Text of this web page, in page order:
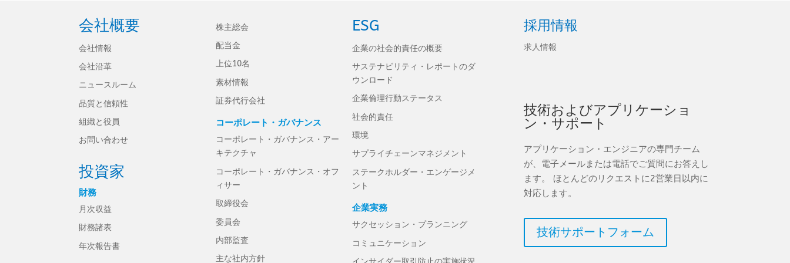
会社概要
会社情報
会社沿革
ニュースルーム
品質と信頼性
組織と役員
お問い合わせ
投資家
財務
月次収益
財務諸表
年次報告書
株主総会
配当金
上位10名
素材情報
証券代行会社
コーポレート・ガバナンス
コーポレート・ガバナンス・アー
キテクチャ
コーポレート・ガバナンス・オフ
ィサー
取締役会
委員会
内部監査
主な社内方針
ESG
企業の社会的責任の概要
サステナビリティ・レポートのダ
ウンロード
企業倫理行動ステータス
社会的責任
環境
サプライチェーンマネジメント
ステークホルダー・エンゲージメ
ント
企業実務
サクセッション・プランニング
コミュニケーション
採用情報
求人情報
技術およびアプリケーショ
ン・サポート
アプリケーション・エンジニアの専門チーム
が、電子メールまたは電話でご質問にお答えし
ます。 ほとんどのリクエストに2営業日以内に
対応します。
技術サポートフォーム